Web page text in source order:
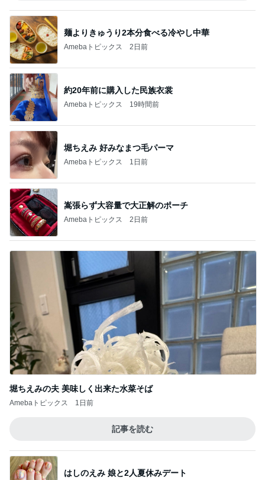
麺よりきゅうり2本分食べる冷やし中華
Amebaトピックス 2日前
約20年前に購入した民族衣裳
Amebaトピックス 19時間前
堀ちえみ 好みなまつ毛パーマ
Amebaトピックス 1日前
嵩張らず大容量で大正解のポーチ
Amebaトピックス 2日前
堀ちえみの夫 美味しく出来た水菜そば
Amebaトピックス 1日前
記事を読む
はしのえみ 娘と2人夏休みデート